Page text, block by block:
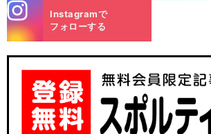
m
Instagramで
フォローする